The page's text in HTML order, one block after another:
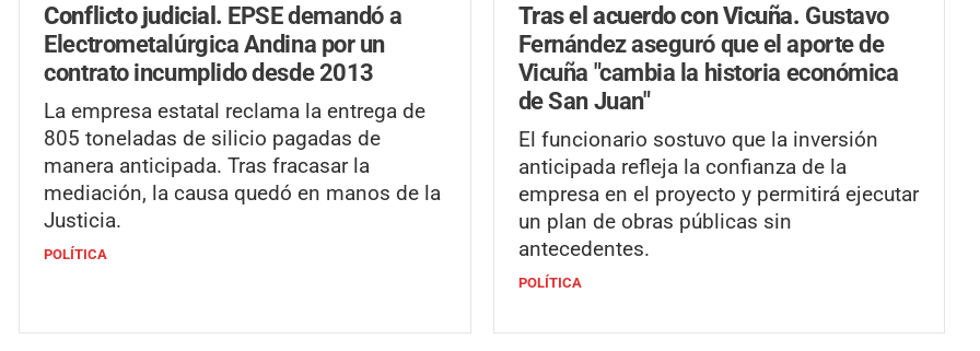
Conflicto judicial. EPSE demandó a
Electrometalúrgica Andina por un
contrato incumplido desde 2013
La empresa estatal reclama la entrega de
805 toneladas de silicio pagadas de
manera anticipada. Tras fracasar la
mediación, la causa quedó en manos de la
Justicia.
POLÍTICA
Tras el acuerdo con Vicuña. Gustavo
Fernández aseguró que el aporte de
Vicuña "cambia la historia económica
de San Juan"
El funcionario sostuvo que la inversión
anticipada refleja la confianza de la
empresa en el proyecto y permitirá ejecutar
un plan de obras públicas sin
antecedentes.
POLÍTICA